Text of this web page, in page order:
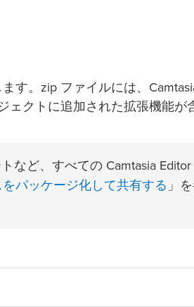
す。zip ファイルには、
ェクトに追加された拡張機能が
など、すべての Camtasia Editor
パッケージ化して共有する 」